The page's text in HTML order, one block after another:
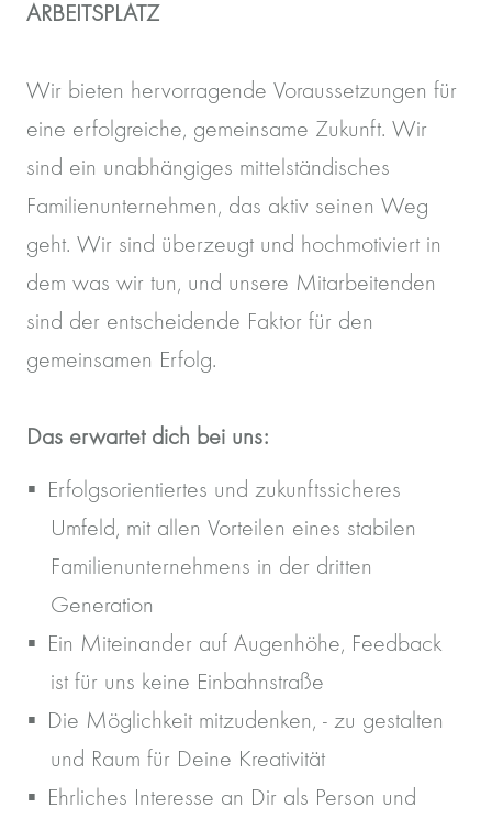
ARBEITSPLATZ
Wir bieten hervorragende Voraussetzungen für
eine erfolgreiche, gemeinsame Zukunft. Wir
sind ein unabhängiges mittelständisches
Familienunternehmen, das aktiv seinen Weg
geht. Wir sind überzeugt und hochmotiviert in
dem was wir tun, und unsere Mitarbeitenden
sind der entscheidende Faktor für den
gemeinsamen Erfolg.
Das erwartet dich bei uns:
Erfolgsorientiertes und zukunftssicheres
Umfeld, mit allen Vorteilen eines stabilen
Familienunternehmens in der dritten
Generation
Ein Miteinander auf Augenhöhe, Feedback
ist für uns keine Einbahnstraße
Die Möglichkeit mitzudenken, - zu gestalten
und Raum für Deine Kreativität
Ehrliches Interesse an Dir als Person und